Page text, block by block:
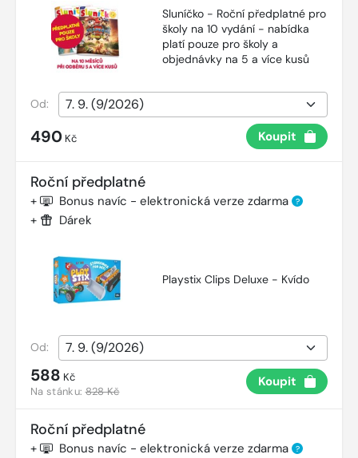
Sluníčko - Roční předplatné pro
školy na 10 vydání - nabídka
platí pouze pro školy a
objednávky na 5 a více kusů
Od:
490 Kč Koupit
Roční předplatné
+ Bonus navíc - elektronická verze zdarma ?
+ Dárek
Playstix Clips Deluxe - Kvído
Od:
588 Kč
Na stánku:828 Kč
Koupit
Roční předplatné
+ Bonus navíc - elektronická verze zdarma ?